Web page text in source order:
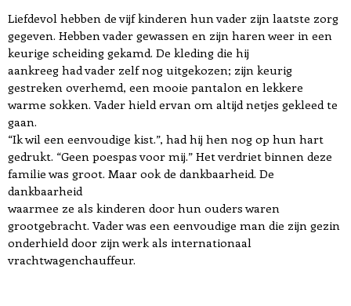
Liefdevol hebben de vijf kinderen hun vader zijn laatste zorg
gegeven. Hebben vader gewassen en zijn haren weer in een
keurige scheiding gekamd. De kleding die hij
aankreeg had vader zelf nog uitgekozen; zijn keurig
gestreken overhemd, een mooie pantalon en lekkere
warme sokken. Vader hield ervan om altijd netjes gekleed te
gaan.
“Ik wil een eenvoudige kist.”, had hij hen nog op hun hart
gedrukt. “Geen poespas voor mij.” Het verdriet binnen deze
familie was groot. Maar ook de dankbaarheid. De
dankbaarheid
waarmee ze als kinderen door hun ouders waren
grootgebracht. Vader was een eenvoudige man die zijn gezin
onderhield door zijn werk als internationaal
vrachtwagenchauffeur.